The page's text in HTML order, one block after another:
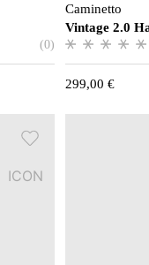
(0)
Caminetto
Vintage 2.0
299,00 €
ICON